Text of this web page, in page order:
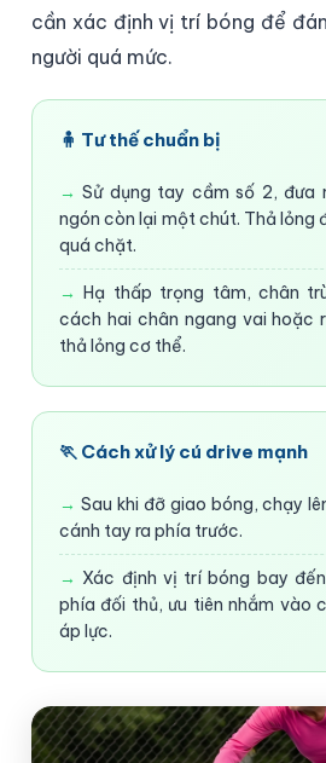
cần xác định vị trí bóng để
người quá mức.
🧍 Tư thế chuẩn bị
Sử dụng tay cầm số 2, đưa
ngón còn lại một chút. Thả lỏng
quá chặt.
Hạ thấp trọng tâm, chân
cách hai chân ngang vai hoặc
thả lỏng cơ thể.
🏃 Cách xử lý cú drive mạnh
Sau khi đỡ giao bóng, chạy
cánh tay ra phía trước.
Xác định vị trí bóng bay
phía đối thủ, ưu tiên nhắm vào
áp lực.